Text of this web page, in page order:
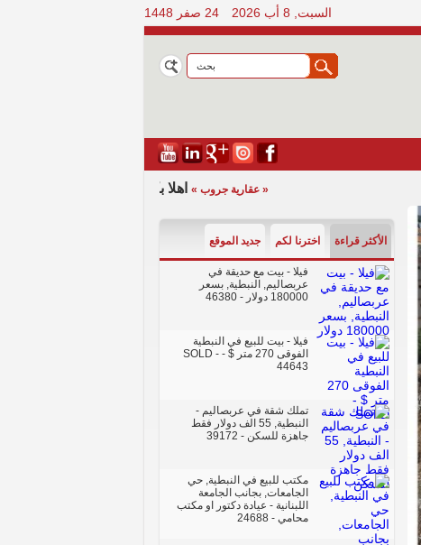
السبت, 8 أب 2026 24 صفر 1448
« عقارية جروب » اهلا بكم في الموقع الرسمي
الأكثر قراءة اخترنا لكم جديد الموقع
فيلا - بيت مع حديقة في
عربصاليم, النبطية, بسعر
180000 دولار
- 46380
فيلا - بيت للبيع في النبطية
الفوقى 270 متر $ - SOLD
-
44643
تملك شقة في عربصاليم -
النبطية, 55 الف دولار فقط
جاهزة للسكن - 39172
مكتب للبيع في النبطية, حي
الجامعات, بجانب الجامعة
اللبنانية - عيادة دكتور او مكتب
محامي - 24688